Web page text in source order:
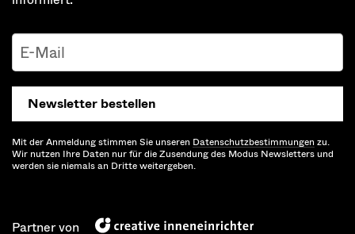
Newsletter bestellen
Mit der Anmeldung stimmen Sie unseren Datenschutz­bestimmungen zu.
Wir nutzen Ihre Daten nur für die Zusendung des Modus Newsletters und
werden sie niemals an Dritte weitergeben.
Partner von